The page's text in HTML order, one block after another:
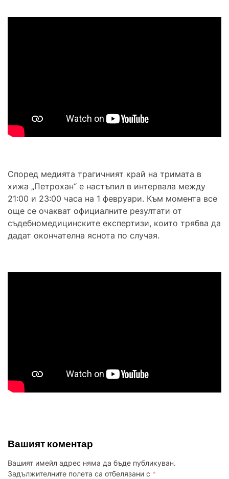
Според медията трагичният край на тримата в
хижа „Петрохан“ е настъпил в интервала между
21:00 и 23:00 часа на 1 февруари. Към момента все
още се очакват официалните резултати от
съдебномедицинските експертизи, които трябва да
дадат окончателна яснота по случая.
Вашият коментар
Вашият имейл адрес няма да бъде публикуван.
Задължителните полета са отбелязани с *